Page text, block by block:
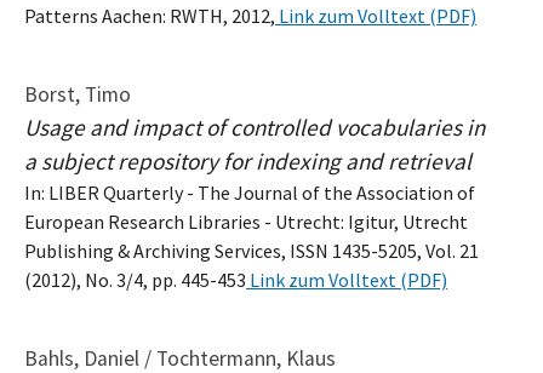
Patterns Aachen: RWTH, 2012, Link zum Volltext (PDF)
Borst, Timo
Usage and impact of controlled vocabularies in
a subject repository for indexing and retrieval
In: LIBER Quarterly - The Journal of the Association of
European Research Libraries - Utrecht: Igitur, Utrecht
Publishing & Archiving Services, ISSN 1435-5205, Vol. 21
(2012), No. 3/4, pp. 445-453 Link zum Volltext (PDF)
Bahls, Daniel / Tochtermann, Klaus